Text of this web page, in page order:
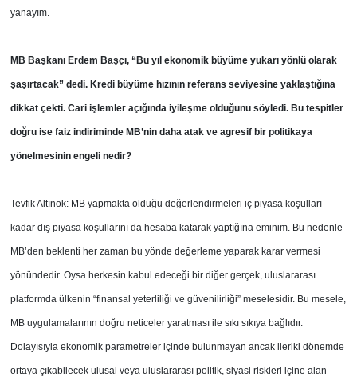
yanayım.
MB Başkanı Erdem Başçı, “Bu yıl ekonomik büyüme yukarı yönlü olarak
şaşırtacak” dedi. Kredi büyüme hızının referans seviyesine yaklaştığına
dikkat çekti. Cari işlemler açığında iyileşme olduğunu söyledi. Bu tespitler
doğru ise faiz indiriminde MB’nin daha atak ve agresif bir politikaya
yönelmesinin engeli nedir?
Tevfik Altınok: MB yapmakta olduğu değerlendirmeleri iç piyasa koşulları
kadar dış piyasa koşullarını da hesaba katarak yaptığına eminim. Bu nedenle
MB’den beklenti her zaman bu yönde değerleme yaparak karar vermesi
yönündedir. Oysa herkesin kabul edeceği bir diğer gerçek, uluslararası
platformda ülkenin “finansal yeterliliği ve güvenilirliği” meselesidir. Bu mesele,
MB uygulamalarının doğru neticeler yaratması ile sıkı sıkıya bağlıdır.
Dolayısıyla ekonomik parametreler içinde bulunmayan ancak ileriki dönemde
ortaya çıkabilecek ulusal veya uluslararası politik, siyasi riskleri içine alan